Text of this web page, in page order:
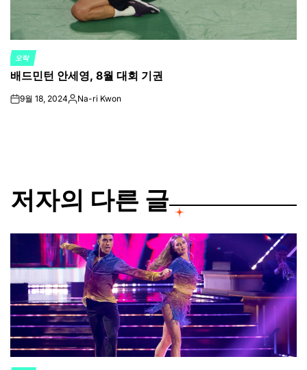
POSTED
IN
오락
배드민턴 안세영, 8월 대회 기권
on9월 18, 2024Posted
Na-ri Kwon
저자의 다른 글